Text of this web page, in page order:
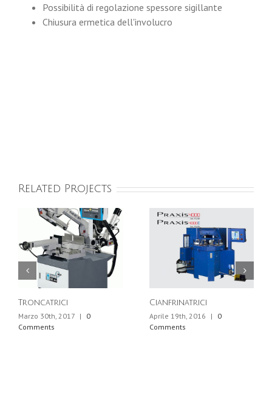
Possibilità di regolazione spessore sigillante
Chiusura ermetica dell'involucro
Related Projects
Troncatrici
Marzo 30th, 2017 |
0
Comments
Cianfrinatrici
Aprile 19th, 2016 |
0
Comments